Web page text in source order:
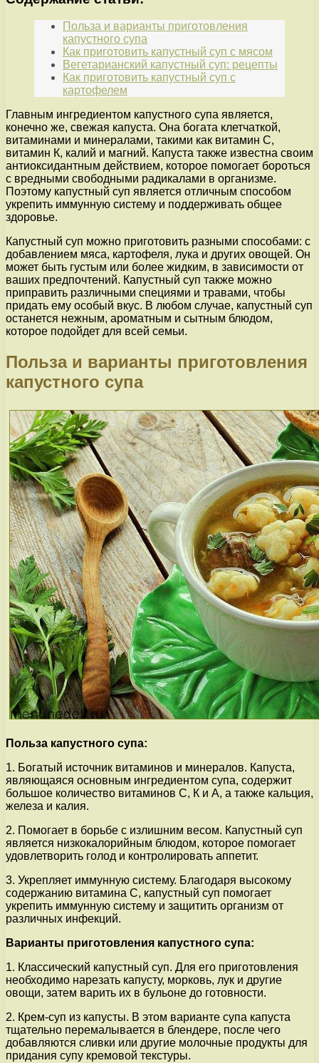
Польза и варианты приготовления
капустного супа
Как приготовить капустный суп с мясом
Вегетарианский капустный суп: рецепты
Как приготовить капустный суп с
картофелем
Главным ингредиентом капустного супа является,
конечно же, свежая капуста. Она богата клетчаткой,
витаминами и минералами, такими как витамин С,
витамин К, калий и магний. Капуста также известна своим
антиоксидантным действием, которое помогает бороться
с вредными свободными радикалами в организме.
Поэтому капустный суп является отличным способом
укрепить иммунную систему и поддерживать общее
здоровье.
Капустный суп можно приготовить разными способами: с
добавлением мяса, картофеля, лука и других овощей. Он
может быть густым или более жидким, в зависимости от
ваших предпочтений. Капустный суп также можно
приправить различными специями и травами, чтобы
придать ему особый вкус. В любом случае, капустный суп
останется нежным, ароматным и сытным блюдом,
которое подойдет для всей семьи.
Польза и варианты приготовления
капустного супа
Польза капустного супа:
1. Богатый источник витаминов и минералов. Капуста,
являющаяся основным ингредиентом супа, содержит
большое количество витаминов С, К и А, а также кальция,
железа и калия.
2. Помогает в борьбе с излишним весом. Капустный суп
является низкокалорийным блюдом, которое помогает
удовлетворить голод и контролировать аппетит.
3. Укрепляет иммунную систему. Благодаря высокому
содержанию витамина С, капустный суп помогает
укрепить иммунную систему и защитить организм от
различных инфекций.
Варианты приготовления капустного супа:
1. Классический капустный суп. Для его приготовления
необходимо нарезать капусту, морковь, лук и другие
овощи, затем варить их в бульоне до готовности.
2. Крем-суп из капусты. В этом варианте супа капуста
тщательно перемалывается в блендере, после чего
добавляются сливки или другие молочные продукты для
придания супу кремовой текстуры.